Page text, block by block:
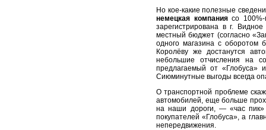
Но кое-какие полезные
немецкая компаниясо 100%-
зарегистрирована в г.
местный бюджет (согласно
одного магазина с оборотом
Королёву же достанутся
небольшие отчисления на
предлагаемый от «Глобуса»
Сиюминутные выгоды всегда
О транспортной проблеме
автомобилей, еще больше
на наши дороги, — «час пик»
покупателей «Глобуса», а
непередвижения.